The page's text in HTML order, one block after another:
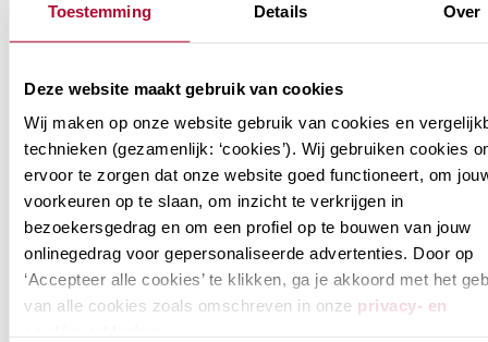
Toestemming Details Over
Deze website maakt gebruik van cookies
Wij maken op onze website gebruik van cookies en
technieken (gezamenlijk: ‘cookies’). Wij gebruiken cookies
ervoor te zorgen dat onze website goed functioneert, om
voorkeuren op te slaan, om inzicht te verkrijgen in
bezoekersgedrag en om een profiel op te bouwen van jouw
onlinegedrag voor gepersonaliseerde advertenties. Door op
‘Accepteer alle cookies’ te klikken, ga je akkoord met het
van alle cookies zoals omschreven in onze privacy- en
€ 205/ jaar
excl. btw
Voor wie niet langer actief is in de
praktijk, maar verbonden wil blijven
Vakblad 'Het Register'
Jaarlijks congres (RB-dag)
Actuele digitale nieuwsvoorziening